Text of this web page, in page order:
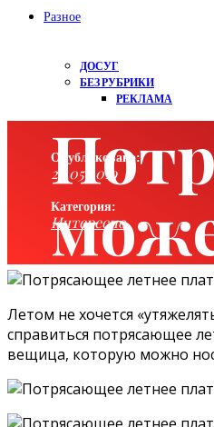
Разное
ДОСУГ
БЕЗ РУБРИКИ
РЕКЛАМА
Опубликовано:
26.05.2019
Категория:
Интересно
Летом не хочется
справиться потрясающее
вещица, которую можно